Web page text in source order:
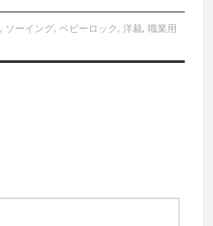
, ソーイング,ベビーロック ,洋裁,職業用